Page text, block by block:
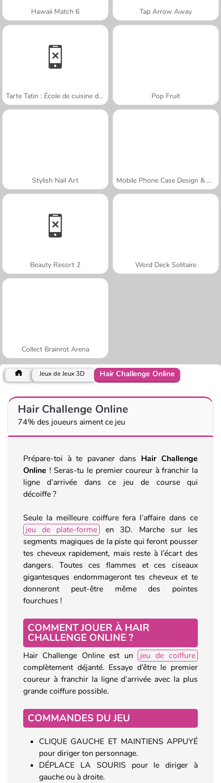
Hawaii Match 6 Tap Arrow Away
Tarte Tatin : École de cuisine de Sara Pop Fruit
Stylish Nail Art Mobile Phone Case Design & DIY
Beauty Resort 2 Word Deck Solitaire
Collect Brainrot Arena
Jeux de Jeux 3D Hair Challenge Online
Hair Challenge Online
74% des joueurs aiment ce jeu
Prépare-toi à te pavaner dans Hair Challenge
Online ! Seras-tu le premier coureur à franchir la
ligne d’arrivée dans ce jeu de course qui
décoiffe ?
Seule la meilleure coiffure fera l’affaire dans ce
jeu de plate-forme
en 3D. Marche sur les
segments magiques de la piste qui feront pousser
tes cheveux rapidement, mais reste à l’écart des
dangers. Toutes ces flammes et ces ciseaux
gigantesques endommageront tes cheveux et te
donneront peut-être même des pointes
fourchues !
COMMENT JOUER À HAIR
CHALLENGE ONLINE ?
Hair Challenge Online est un
jeu de coiffure
complètement déjanté. Essaye d’être le premier
coureur à franchir la ligne d’arrivée avec la plus
grande coiffure possible.
COMMANDES DU JEU
CLIQUE GAUCHE ET MAINTIENS APPUYÉ
pour diriger ton personnage.
DÉPLACE LA SOURIS pour le diriger à
gauche ou à droite.